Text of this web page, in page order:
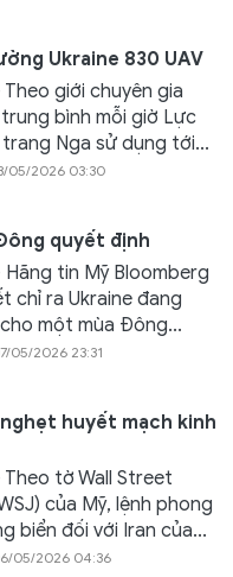
Ukraine 830 UAV
giới chuyên gia
bình mỗi giờ Lực
Nga sử dụng tới...
05/2026 03:30
quyết định
tin Mỹ Bloomberg
chỉ ra Ukraine đang
một mùa Đông...
05/2026 23:31
huyết mạch kinh
tờ Wall Street
của Mỹ, lệnh phong
biển đối với Iran của...
05/2026 04:36